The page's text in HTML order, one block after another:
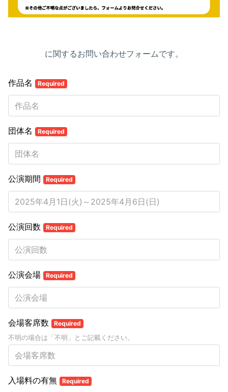
に関するお問い合わせフォームです。
作品名 Required
団体名 Required
公演期間 Required
公演回数 Required
公演会場 Required
会場客席数 Required
不明の場合は「不明」とご記載ください。
入場料の有無 Required